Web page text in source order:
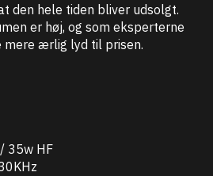
den hele tiden bliver udsolgt.
er høj, og som eksperterne
mere ærlig lyd til prisen.
35w HF